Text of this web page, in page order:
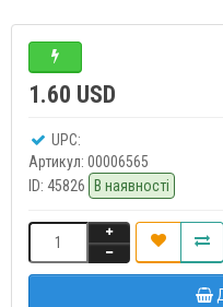
1.60 USD
UPC:
Артикул: 00006565
ID: 45826 В наявності